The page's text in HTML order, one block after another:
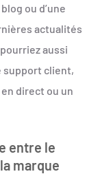
ou d’une
actualités
aussi
support client,
direct ou un
entre le
marque